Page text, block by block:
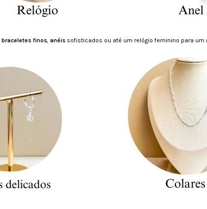
braceletes finos anéis sofisticados ou até um relógio feminino para